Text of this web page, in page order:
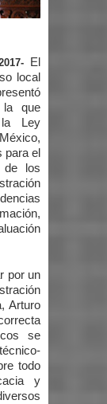
El
local
que
Ley
para el
de los
por un
Arturo
se
todo
y